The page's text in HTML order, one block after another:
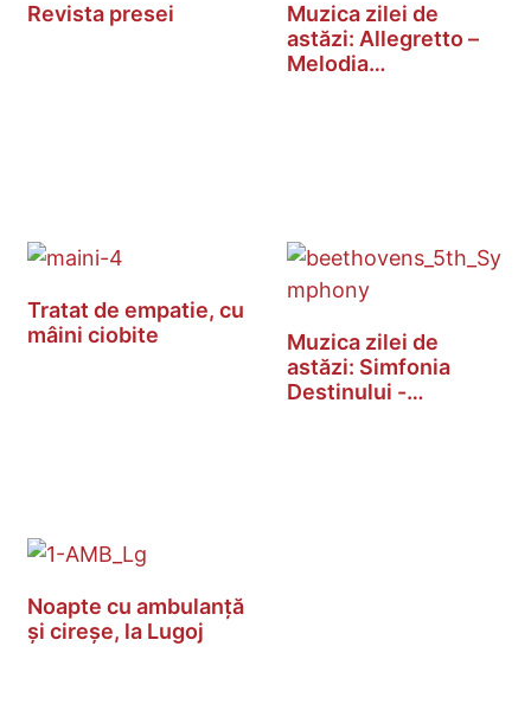
Revista presei
Muzica zilei de
astăzi: Allegretto –
Melodia…
Tratat de empatie, cu
mâini ciobite
Muzica zilei de
astăzi: Simfonia
Destinului -…
Noapte cu ambulanță
și cireșe, la Lugoj